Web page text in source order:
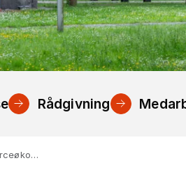
Rådgivning